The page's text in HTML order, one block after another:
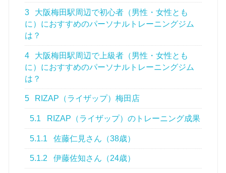
3
大阪梅田駅周辺で初心者（男性・女性とも
に）におすすめのパーソナルトレーニングジム
は？
4
大阪梅田駅周辺で上級者（男性・女性とも
に）におすすめのパーソナルトレーニングジム
は？
5 RIZAP（ライザップ）梅田店
5.1 RIZAP（ライザップ）のトレーニング成果
5.1.1 佐藤仁見さん（38歳）
5.1.2 伊藤佐知さん（24歳）